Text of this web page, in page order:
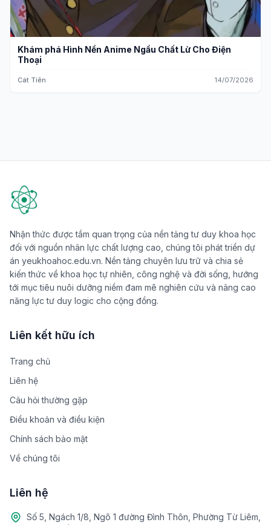
Khám phá Hình Nền Anime Ngầu Chất Lừ Cho Điện
Thoại
Cát Tiên 14/07/2026
Nhận thức được tầm quan trọng của nền tảng tư duy khoa học
đối với nguồn nhân lực chất lượng cao, chúng tôi phát triển dự
án yeukhoahoc.edu.vn. Nền tảng chuyên lưu trữ và chia sẻ
kiến thức về khoa học tự nhiên, công nghệ và đời sống, hướng
tới mục tiêu nuôi dưỡng niềm đam mê nghiên cứu và nâng cao
năng lực tư duy logic cho cộng đồng.
Liên kết hữu ích
Trang chủ
Liên hệ
Câu hỏi thường gặp
Điều khoản và điều kiện
Chính sách bảo mật
Về chúng tôi
Liên hệ
Số 5, Ngách 1/8, Ngõ 1 đường Đình Thôn, Phường Từ Liêm,